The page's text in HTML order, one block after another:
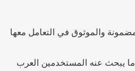
والموثوق في التعامل معها
ما يبحث عنه المستخدمين العرب